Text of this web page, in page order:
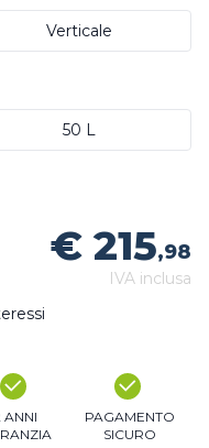
Verticale
50 L
€ 215,98
IVA inclusa
ANNI
PAGAMENTO
SICURO